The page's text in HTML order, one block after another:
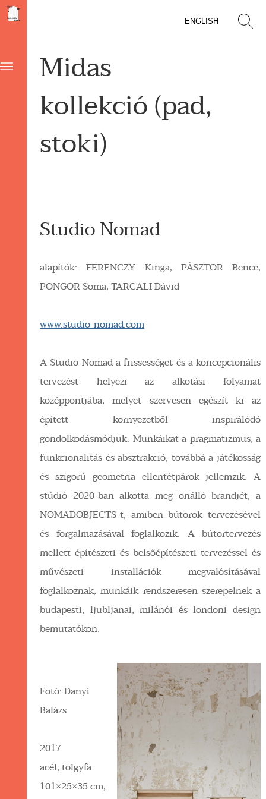
ENGLISH
Midas
kollekció (pad,
stoki)
Studio Nomad
alapítók: FERENCZY Kinga, PÁSZTOR Bence,
PONGOR Soma, TARCALI Dávid
www.studio-nomad.com
A Studio Nomad a frissességet és a koncepcionális
tervezést helyezi az alkotási folyamat
középpontjába, melyet szervesen egészít ki az
épített környezetből inspirálódó
gondolkodásmódjuk. Munkáikat a pragmatizmus, a
funkcionalitás és absztrakció, továbbá a játékosság
és szigorú geometria ellentétpárok jellemzik. A
stúdió 2020-ban alkotta meg önálló brandjét, a
NOMADOBJECTS-t, amiben bútorok tervezésével
és forgalmazásával foglalkozik. A bútortervezés
mellett építészeti és belsőépítészeti tervezéssel és
művészeti installációk megvalósításával
foglalkoznak, munkáik rendszeresen szerepelnek a
budapesti, ljubljanai, milánói és londoni design
bemutatókon.
Fotó: Danyi
Balázs
2017
acél, tölgyfa
101×25×35 cm,